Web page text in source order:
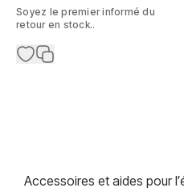
Soyez le premier informé du
retour en stock..
Accessoires et aides pour